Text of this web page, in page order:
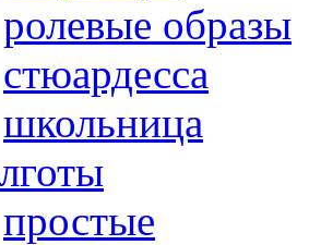
ролевые образы
стюардесса
школьница
простые